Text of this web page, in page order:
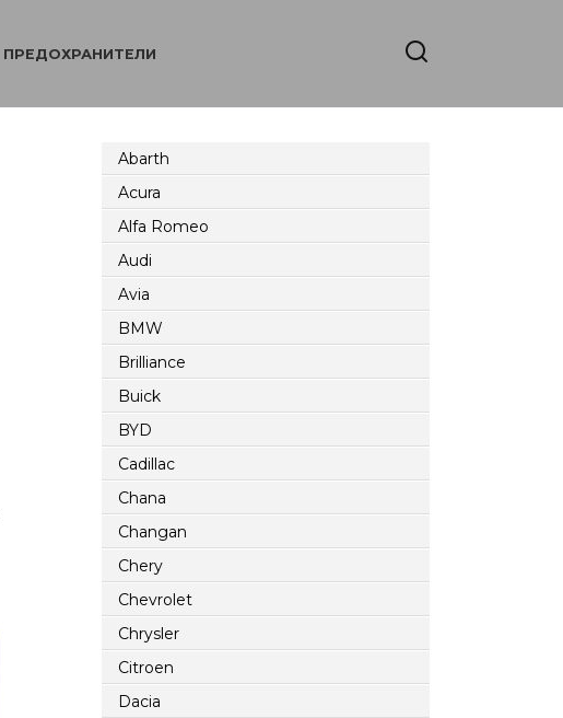
ПРЕДОХРАНИТЕЛИ
Abarth
Acura
Alfa Romeo
Audi
Avia
BMW
Brilliance
Buick
BYD
Cadillac
Chana
Changan
Chery
Chevrolet
Chrysler
Citroen
Dacia